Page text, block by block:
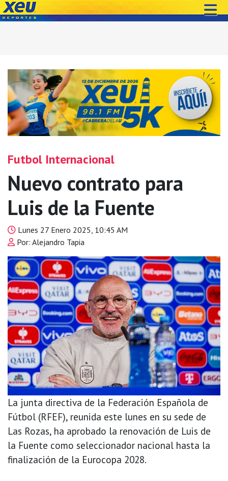
Futbol Internacional
Nuevo contrato para
Luis de la Fuente
Lunes 27 Enero 2025, 10:45 AM
Por: Alejandro Tapia
La junta directiva de la Federación Española de
Fútbol (RFEF), reunida este lunes en su sede de
Las Rozas, ha aprobado la renovación de Luis de
la Fuente como seleccionador nacional hasta la
finalización de la Eurocopa 2028.